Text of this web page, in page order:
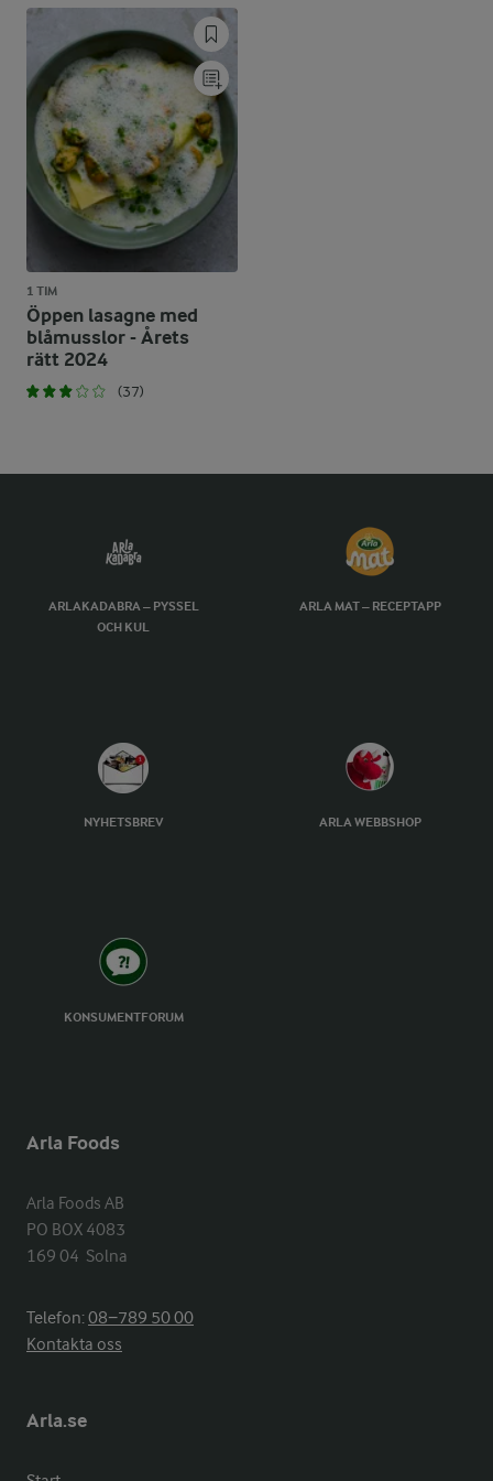
1 TIM
Öppen lasagne med
blåmusslor - Årets
rätt 2024
(37)
ARLAKADABRA – PYSSEL
OCH KUL
ARLA MAT – RECEPTAPP
NYHETSBREV ARLA WEBBSHOP
KONSUMENTFORUM
Arla Foods
Arla Foods AB
PO BOX 4083
169 04  Solna
Telefon:08−789 50 00
Kontakta oss
Arla.se